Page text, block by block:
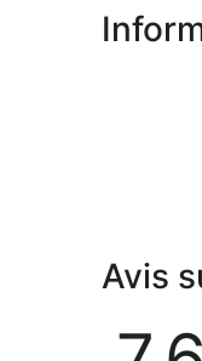
Avis
Avis